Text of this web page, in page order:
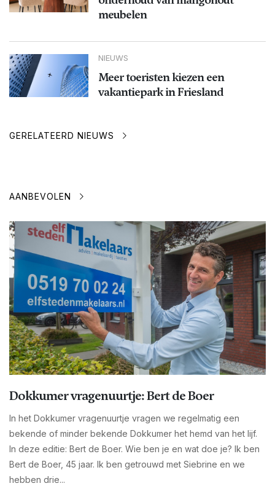
meubelen
NIEUWS
Meer toeristen kiezen een
vakantiepark in Friesland
GERELATEERD NIEUWS
AANBEVOLEN
Dokkumer vragenuurtje: Bert de Boer
In het Dokkumer vragenuurtje vragen we regelmatig een
bekende of minder bekende Dokkumer het hemd van het lijf.
In deze editie: Bert de Boer. Wie ben je en wat doe je? Ik ben
Bert de Boer, 45 jaar. Ik ben getrouwd met Siebrine en we
hebben drie...